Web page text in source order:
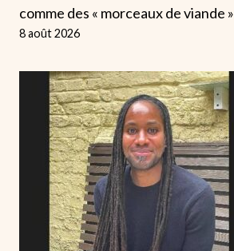
comme des « morceaux de viande »
8 août 2026